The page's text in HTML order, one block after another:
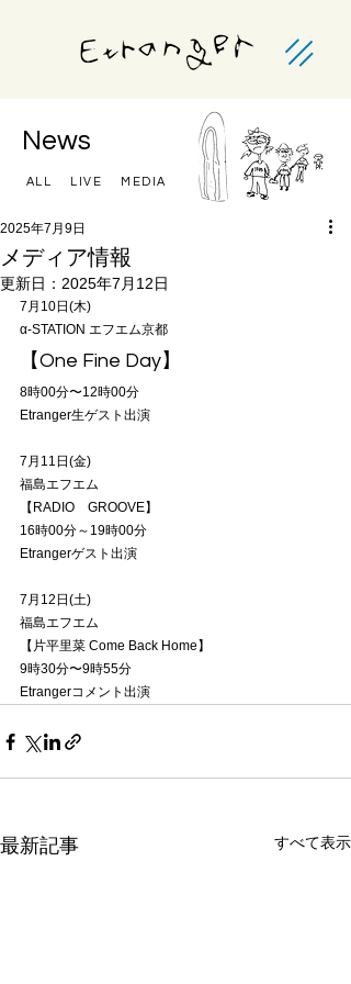
News
ALL LIVE MEDIA
メディア情報
2025年7月9日
更新日： 2025年7月12日
7月10日(木)
α-STATION エフエム京都
【One Fine Day】
8時00分〜12時00分
Etranger生ゲスト出演
7月11日(金)
福島エフエム
【 RADIO　GROOVE】
16時00分～19時00分
Etrangerゲスト出演
7月12日(土)
福島エフエム
【片平里菜 Come Back Home】
9時30分〜9時55分
Etrangerコメント出演
最新記事 すべて表示